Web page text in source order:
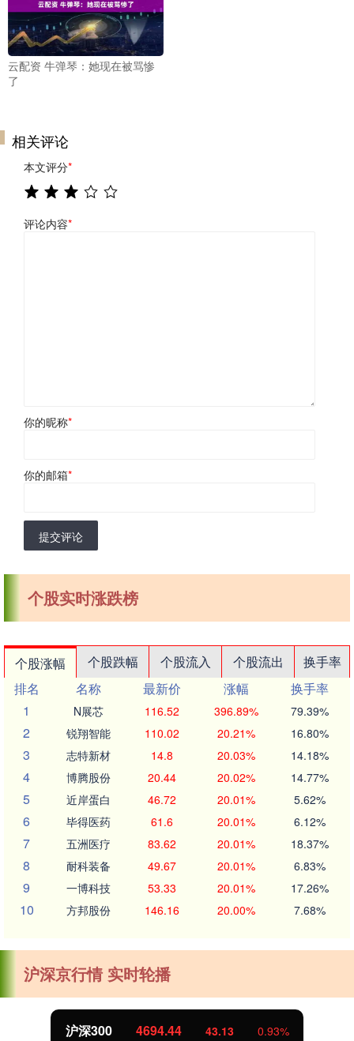
云配资 牛弹琴：她现在被骂惨
了
相关评论
本文评分*
评论内容*
你的昵称*
你的邮箱*
提交评论
个股实时涨跌榜
个股涨幅 个股跌幅 个股流入 个股流出
换手率
排名
名称 最新价 涨幅
换手率
1
N展芯 116.52 396.89% 79.39%
2 锐翔智能 110.02 20.21% 16.80%
3 志特新材 14.8 20.03% 14.18%
4 博腾股份 20.44 20.02% 14.77%
5 近岸蛋白 46.72 20.01% 5.62%
6 毕得医药 61.6 20.01% 6.12%
7 五洲医疗 83.62 20.01% 18.37%
8 耐科装备 49.67 20.01% 6.83%
9 一博科技 53.33 20.01% 17.26%
10 方邦股份 146.16 20.00% 7.68%
沪深京行情 实时轮播
沪深300 4694.44 43.13 0.93%